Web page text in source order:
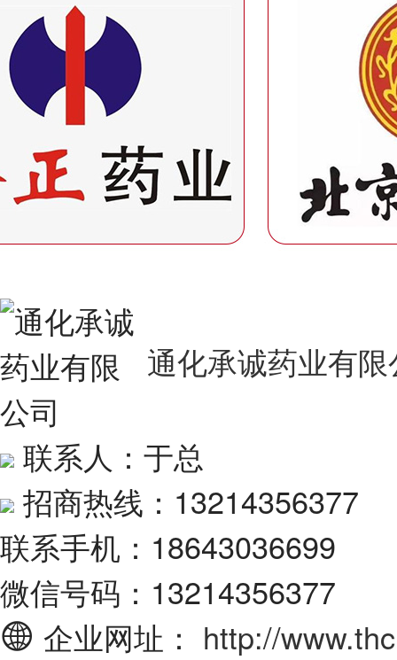
通化承诚药业有
联系人：于总
招商热线：13214356377
联系手机：18643036699
微信号码：13214356377
企业网址： http://